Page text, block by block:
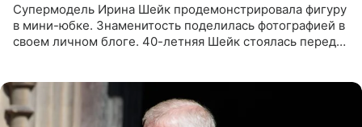
Супермодель Ирина Шейк продемонстрировала фигуру
в мини-юбке. Знаменитость поделилась фотографией в
своем личном блоге. 40-летняя Шейк стоялась перед